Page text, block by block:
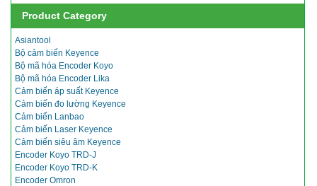
Product Category
Asiantool
Bộ cảm biến Keyence
Bộ mã hóa Encoder Koyo
Bộ mã hóa Encoder Lika
Cảm biến áp suất Keyence
Cảm biến đo lường Keyence
Cảm biến Lanbao
Cảm biến Laser Keyence
Cảm biến siêu âm Keyence
Encoder Koyo TRD-J
Encoder Koyo TRD-K
Encoder Omron